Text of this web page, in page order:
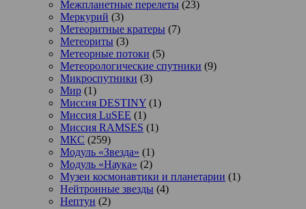
Межпланетные перелеты (23)
Меркурий (3)
Метеоритные кратеры (7)
Метеориты (3)
Метеорные потоки (5)
Метеорологические спутники (9)
Микроспутники (3)
Мир (1)
Миссия DESTINY (1)
Миссия LuSEE (1)
Миссия RAMSES (1)
МКС (259)
Модуль «Звезда» (1)
Модуль «Наука» (2)
Музеи космонавтики и планетарии (1)
Нейтронные звезды (4)
Нептун (2)